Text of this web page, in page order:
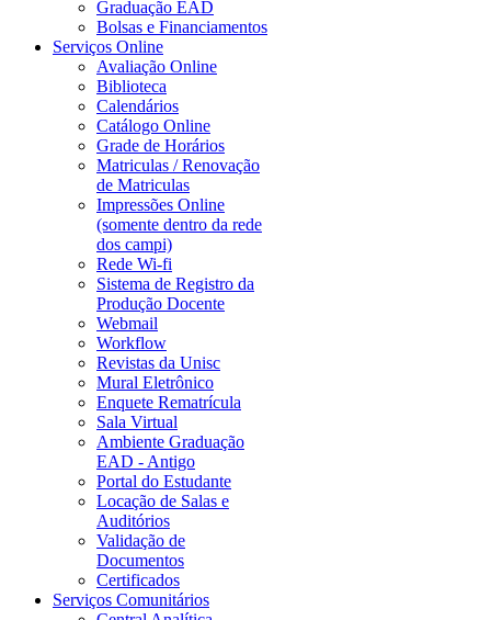
Graduação EAD
Bolsas e Financiamentos
Serviços Online
Avaliação Online
Biblioteca
Calendários
Catálogo Online
Grade de Horários
Matriculas / Renovação
de Matriculas
Impressões Online
(somente dentro da rede
dos campi)
Rede Wi-fi
Sistema de Registro da
Produção Docente
Webmail
Workflow
Revistas da Unisc
Mural Eletrônico
Enquete Rematrícula
Sala Virtual
Ambiente Graduação
EAD - Antigo
Portal do Estudante
Locação de Salas e
Auditórios
Validação de
Documentos
Certificados
Serviços Comunitários